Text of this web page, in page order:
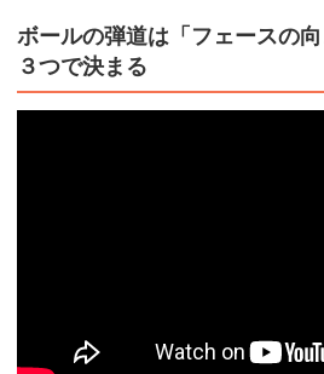
ボールの弾道は「フェースの向
３つで決まる